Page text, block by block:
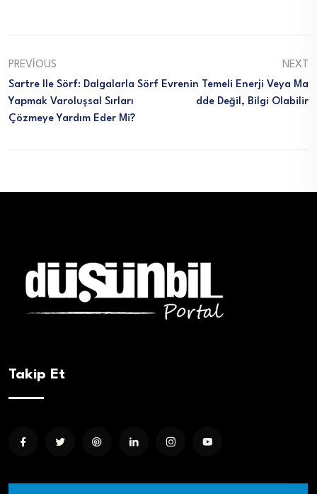
PREVIOUS
Sartre Ile Sörf: Dalgalarla Sörf
Yapmak Varoluşsal Sırları
Çözmeye Yardım Eder Mi?
NEXT
Evrenin Temeli Enerji Veya Ma
Dde Değil, Bilgi Olabilir
Takip Et